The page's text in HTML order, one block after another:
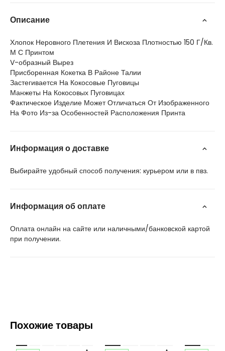
Описание
Хлопок Неровного Плетения И Вискоза Плотностью 150 Г/Кв.
М С Принтом
V-образный Вырез
Присборенная Кокетка В Районе Талии
Застегивается На Кокосовые Пуговицы
Манжеты На Кокосовых Пуговицах
Фактическое Изделие Может Отличаться От Изображенного
На Фото Из-за Особенностей Расположения Принта
Информация о доставке
Выбирайте удобный способ получения: курьером или в пвз.
Информация об оплате
Оплата онлайн на сайте или наличными/банковской картой
при получении.
Похожие товары